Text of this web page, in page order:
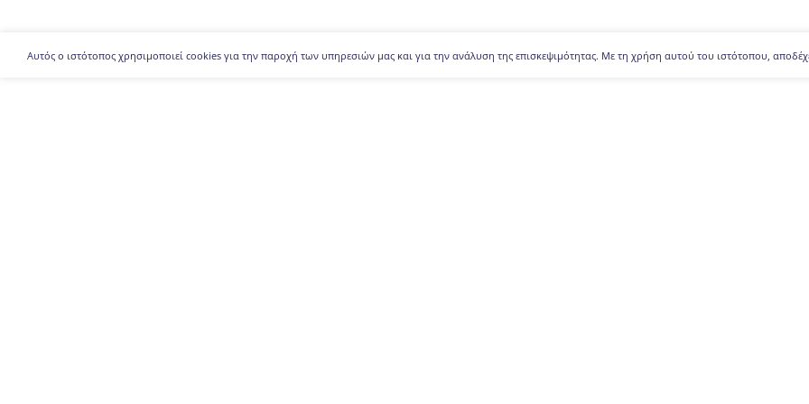
Αυτός ο ιστότοπος χρησιμοποιεί cookies για την παροχή των υπηρεσιών μας και για την ανάλυση της επισκεψιμότητας. Με τη χρήση αυτού του ιστότοπου,